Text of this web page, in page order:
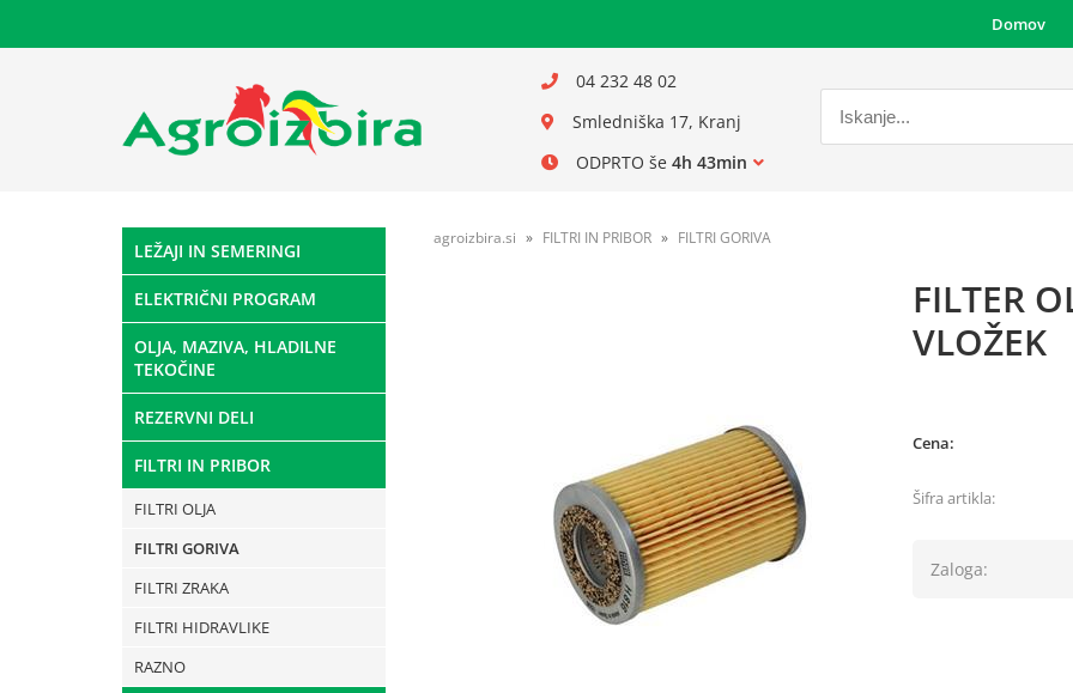
Domov
04 232 48 02
Smledniška 17, Kranj
ODPRTO še 4h 43min
LEŽAJI IN SEMERINGI
ELEKTRIČNI PROGRAM
OLJA, MAZIVA, HLADILNE
TEKOČINE
REZERVNI DELI
FILTRI IN PRIBOR
FILTRI OLJA
FILTRI GORIVA
FILTRI ZRAKA
FILTRI HIDRAVLIKE
RAZNO
agroizbira.si FILTRI IN PRIBOR FILTRI GORIVA
FILTER
VLOŽEK
Cena:
Šifra artikla:
Zaloga: